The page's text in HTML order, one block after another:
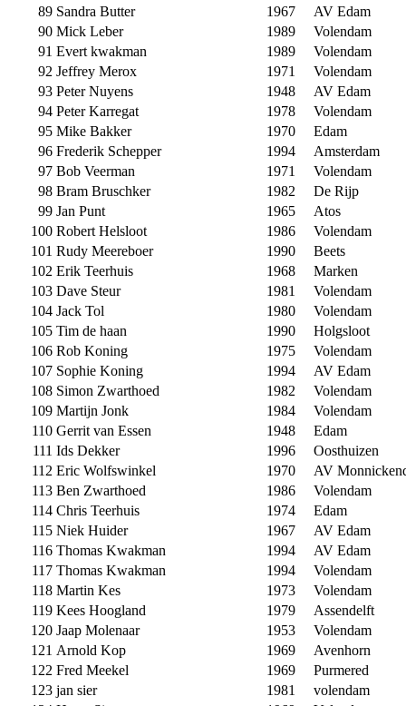
89 Sandra Butter 1967
AV Edam
90 Mick Leber 1989
Volendam
91 Evert kwakman 1989
Volendam
92 Jeffrey Merox 1971
Volendam
93 Peter Nuyens 1948
AV Edam
94 Peter Karregat 1978
Volendam
95 Mike Bakker 1970
Edam
96 Frederik Schepper 1994
Amsterdam
97 Bob Veerman 1971
Volendam
98 Bram Bruschker 1982
De Rijp
99 Jan Punt 1965
Atos
100 Robert Helsloot 1986
Volendam
101 Rudy Meereboer 1990
Beets
102 Erik Teerhuis 1968
Marken
103 Dave Steur 1981
Volendam
104 Jack Tol 1980
Volendam
105 Tim de haan 1990
Holgsloot
106 Rob Koning 1975
Volendam
107 Sophie Koning 1994
AV Edam
108 Simon Zwarthoed 1982
Volendam
109 Martijn Jonk 1984
Volendam
110 Gerrit van Essen 1948
Edam
111 Ids Dekker 1996
Oosthuizen
112 Eric Wolfswinkel 1970
AV
113 Ben Zwarthoed 1986
Volendam
114 Chris Teerhuis 1974
Edam
115 Niek Huider 1967
AV Edam
116 Thomas Kwakman 1994
AV Edam
117 Thomas Kwakman 1994
Volendam
118 Martin Kes 1973
Volendam
119 Kees Hoogland 1979
Assendelft
120 Jaap Molenaar 1953
Volendam
121 Arnold Kop 1969
Avenhorn
122 Fred Meekel 1969
Purmered
123 jan sier 1981
volendam